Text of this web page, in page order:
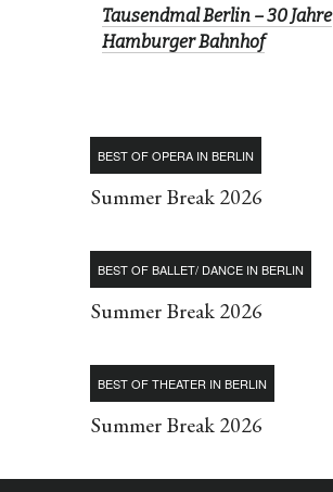
Tausendmal Berlin – 30 Jahre
Hamburger Bahnhof
BEST OF OPERA IN BERLIN
Summer Break 2026
BEST OF BALLET/ DANCE IN BERLIN
Summer Break 2026
BEST OF THEATER IN BERLIN
Summer Break 2026